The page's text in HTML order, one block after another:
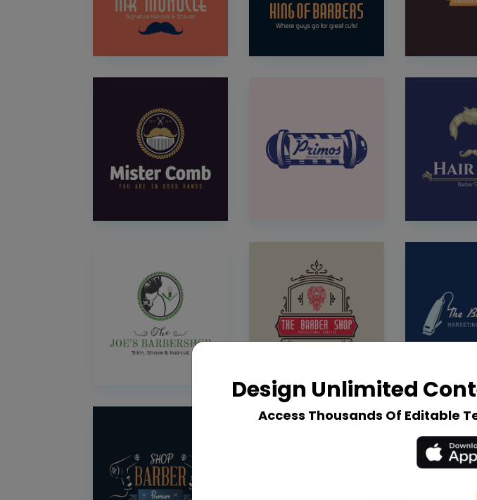
Design Unlimited
Access Thousands Of Editable